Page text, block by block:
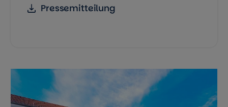
Pressemitteilung